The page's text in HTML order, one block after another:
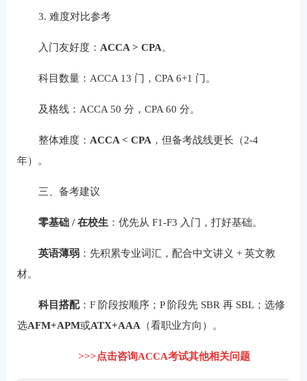
3. 难度对比参考
入门友好度： ACCA > CPA。
科目数量：ACCA 13 门，CPA 6+1 门。
及格线：ACCA 50 分，CPA 60 分。
整体难度： ACCA < CPA ，但备考战线更长（2-4
年）。
三、备考建议
零基础 / 在校生 ：优先从 F1-F3 入门，打好基础。
英语薄弱：先积累专业词汇，配合中文讲义 + 英文教
材。
科目搭配：F 阶段按顺序；P 阶段先 SBR 再 SBL；选修
选AFM+APM或ATX+AAA （看职业方向）。
>>>点击咨询ACCA考试其他相关问题